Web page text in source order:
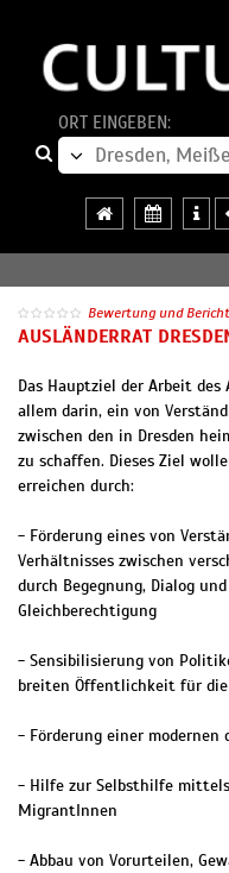
ORT EINGEBEN:
Bewertung und Bericht
AUSLÄNDERRAT
Das Hauptziel der Arbeit des
allem darin, ein von
zwischen den in Dresden
zu schaffen. Dieses Ziel
erreichen durch:
- Förderung eines von
Verhältnisses zwischen
durch Begegnung, Dialog
Gleichberechtigung
- Sensibilisierung von
breiten Öffentlichkeit für
- Förderung einer
- Hilfe zur Selbsthilfe
MigrantInnen
- Abbau von Vorurteilen,